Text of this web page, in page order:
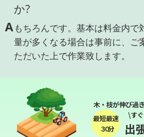
か?
Aもちろんです。基本は料金内で
量が多くなる場合は事前に、ご
ただいた上で作業致します。
木・枝が伸び過
最短最速
３０分
\す
出